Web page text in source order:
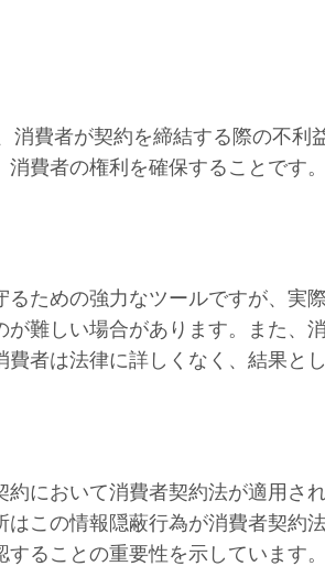
消費者が契約を締結する際の不
費者の権利を確保することです
ための強力なツールですが、
難しい場合があります。また
者は法律に詳しくなく、結果と
において消費者契約法が適用
この情報隠蔽行為が消費者契
ることの重要性を示しています。